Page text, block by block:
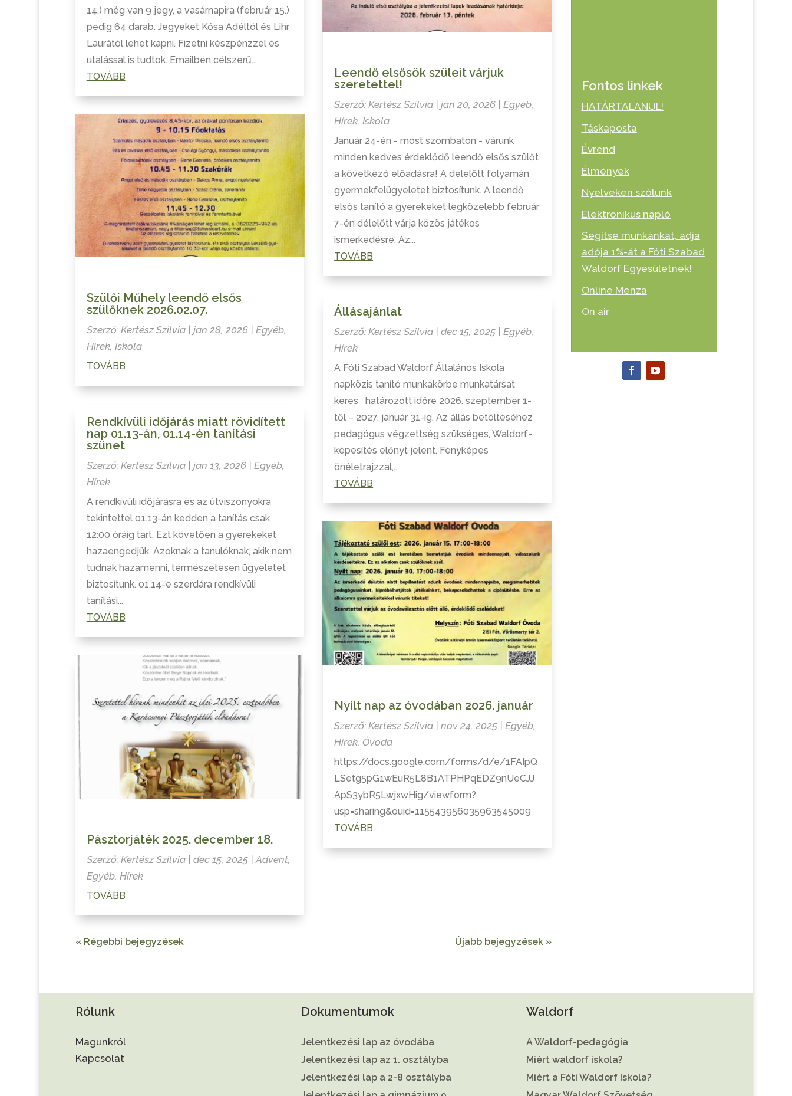
14.) még van 9 jegy, a vasárnapira (február 15.)
pedig 64 darab. Jegyeket Kósa Adéltól és Lihr
Laurától lehet kapni. Fizetni készpénzzel és
utalással is tudtok. Emailben célszerű...
TOVÁBB
Szülői Műhely leendő elsős
szülőknek 2026.02.07.
Szerző: Kertész Szilvia| jan 28, 2026| Egyéb,
Hírek, Iskola
TOVÁBB
Rendkívüli időjárás miatt rövidített
nap 01.13-án, 01.14-én tanítási
szünet
Szerző: Kertész Szilvia| jan 13, 2026| Egyéb,
Hírek
A rendkívüli időjárásra és az útviszonyokra
tekintettel 01.13-án kedden a tanítás csak
12:00 óráig tart. Ezt követően a gyerekeket
hazaengedjük. Azoknak a tanulóknak, akik nem
tudnak hazamenni, természetesen ügyeletet
biztosítunk. 01.14-e szerdára rendkívüli
tanítási...
TOVÁBB
Pásztorjáték 2025. december 18.
Szerző: Kertész Szilvia| dec 15, 2025| Advent,
Egyéb, Hírek
TOVÁBB
Leendő elsősök szüleit várjuk
szeretettel!
Szerző:Kertész Szilvia |jan 20, 2026 |Egyéb
Hírek ,Iskola
Január 24-én - most szombaton - várunk
minden kedves érdeklődő leendő elsős szülőt
a következő előadásra! A délelőtt folyamán
gyermekfelügyeletet biztosítunk. A leendő
elsős tanító a gyerekeket legközelebb február
7-én délelőtt várja közös játékos
ismerkedésre. Az...
TOVÁBB
Állásajánlat
Szerző:Kertész Szilvia |dec 15, 2025 |Egyéb,
Hírek
A Fóti Szabad Waldorf Általános Iskola
napközis tanító munkakörbe munkatársat
keres határozott időre 2026. szeptember 1-
től – 2027. január 31-ig. Az állás betöltéséhez
pedagógus végzettség szükséges, Waldorf-
képesítés előnyt jelent. Fényképes
önéletrajzzal,...
TOVÁBB
Nyílt nap az óvodában 2026. január
Szerző:Kertész Szilvia |nov 24, 2025 |Egyéb,
Hírek, Óvoda
https://docs.google.com/forms/d/e/1FAIpQ
LSetg5pG1wEuR5L8B1ATPHPqEDZ9nUeCJJ
ApS3ybR5LwjxwHig/viewform?
usp=sharing&ouid=115543956035963545009
TOVÁBB
« Régebbi bejegyzések Újabb bejegyzések »
Fontos linkek
HATÁRTALANUL!
Táskaposta
Évrend
Élmények
Nyelveken szólunk
Elektronikus napló
Segítse munkánkat, adja
adója 1%-át a Fóti Szabad
Waldorf Egyesületnek!
Online Menza
On air
Rólunk
Magunkról
Kapcsolat
Dokumentumok
Jelentkezési lap az óvodába
Jelentkezési lap az 1. osztályba
Jelentkezési lap a 2-8 osztályba
Waldorf
A Waldorf-pedagógia
Miért waldorf iskola?
Miért a Fóti Waldorf Iskola?